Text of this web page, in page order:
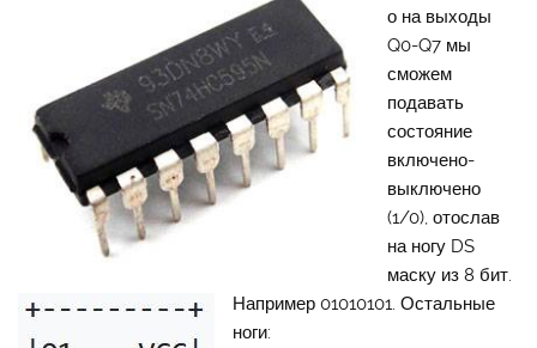
о на выходы
Q0-Q7 мы
сможем
подавать
состояние
включено-
выключено
(1/0), отослав
на ногу DS
маску из 8 бит.
Например 01010101. Остальные
ноги: